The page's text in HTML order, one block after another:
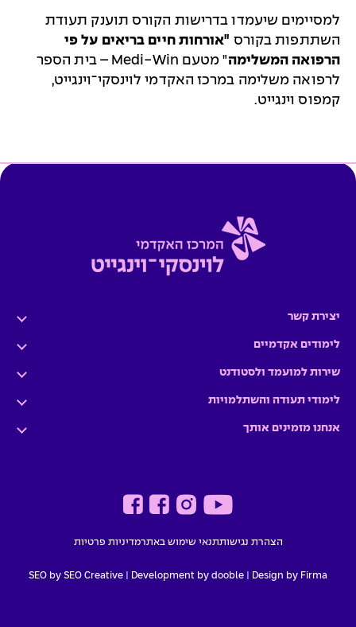
למסיימים שיעמדו בדרישות הקורס תוענק תעודת
השתתפות בקורס "אורחות חיים בריאים על פי
הרפואה המשלימה" מטעם Medi-Win – בית הספר
לרפואה משלימה במרכז האקדמי לוינסקי־וינגייט,
קמפוס וינגייט.
יצירת קשר
לימודים אקדמיים
שירות למועמד ולסטודנט
לימודי תעודה והשתלמויות
אנחנו מזמינים אותך
הצהרת נגישותתנאי שימוש באתרמדיניות פרטיות
Design by Firma |
Development by dooble
SEO by SEO Creative